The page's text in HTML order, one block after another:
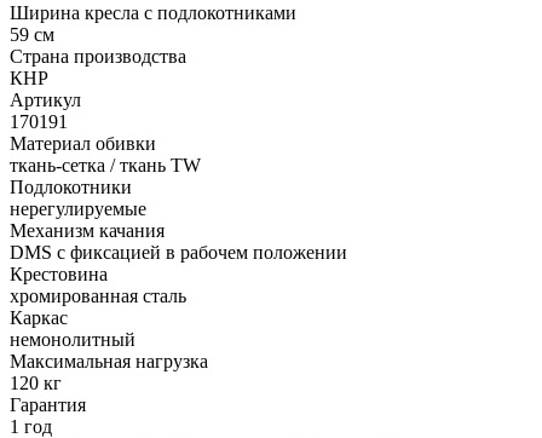
Ширина кресла с подлокотниками
59 см
Страна производства
КНР
Артикул
170191
Материал обивки
ткань-сетка / ткань TW
Подлокотники
нерегулируемые
Механизм качания
DMS с фиксацией в рабочем положении
Крестовина
хромированная сталь
Каркас
немонолитный
Максимальная нагрузка
120 кг
Гарантия
1 год